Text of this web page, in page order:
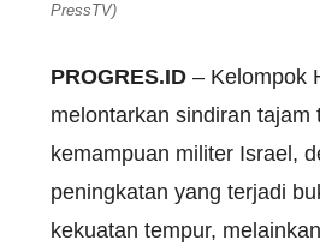
PressTV)
PROGRES.ID – Kelompok
melontarkan sindiran tajam
kemampuan militer Israel,
peningkatan yang terjadi
kekuatan tempur,